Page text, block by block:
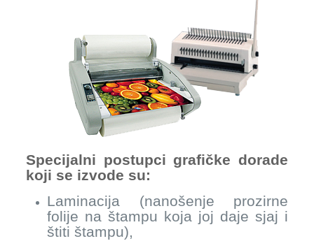
Specijalni postupci grafičke dorade
koji se izvode su:
Laminacija (nanošenje prozirne
folije na štampu koja joj daje sjaj i
štiti štampu),